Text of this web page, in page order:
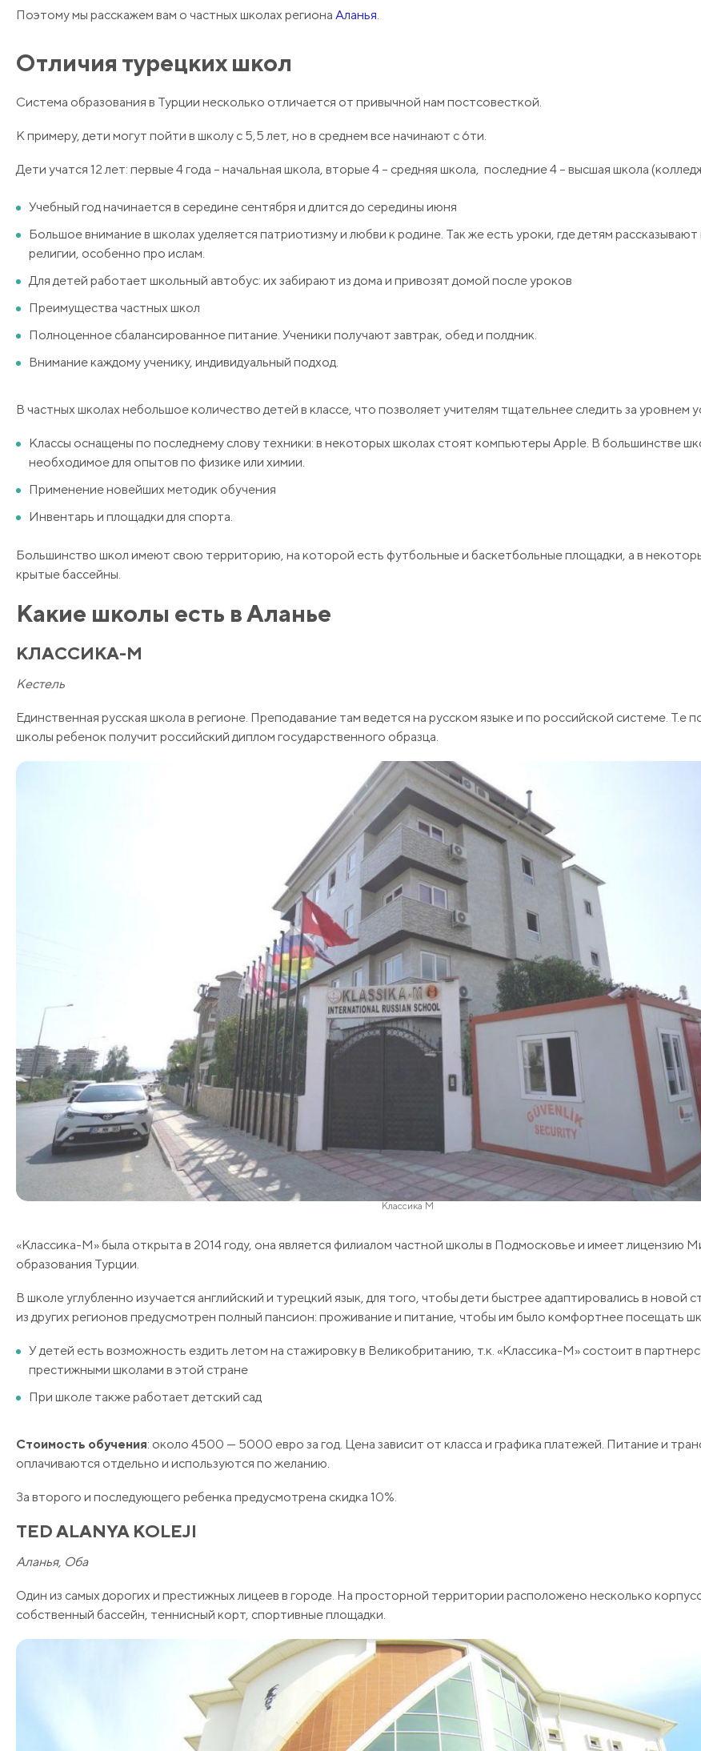
Поэтому мы расскажем вам о частных школах региона Аланья
Отличия турецких школ
Система образования в Турции несколько отличается от привычной нам постсовесткой.
К примеру, дети могут пойти в школу с 5,5 лет, но в среднем все начинают с 6ти.
Дети учатся 12 лет: первые 4 года – начальная школа, вторые 4 – средняя школа, последние 4 – высшая школа
Учебный год начинается в середине сентября и длится до середины июня
Большое внимание в школах уделяется патриотизму и любви к родине. Так же есть уроки, где детям
религии, особенно про ислам.
Для детей работает школьный автобус: их забирают из дома и привозят домой после уроков
Преимущества частных школ
Полноценное сбалансированное питание. Ученики получают завтрак, обед и полдник.
Внимание каждому ученику, индивидуальный подход.
В частных школах небольшое количество детей в классе, что позволяет учителям тщательнее следить за уровнем
Классы оснащены по последнему слову техники: в некоторых школах стоят компьютеры Apple. В большинстве
необходимое для опытов по физике или химии.
Применение новейших методик обучения
Инвентарь и площадки для спорта.
Большинство школ имеют свою территорию, на которой есть футбольные и баскетбольные площадки, а в
крытые бассейны.
Какие школы есть в Аланье
КЛАССИКА-М
Кестель
Единственная русская школа в регионе. Преподавание там ведется на русском языке и по российской системе. Т.е
школы ребенок получит российский диплом государственного образца.
Классика М
«Классика-М» была открыта в 2014 году, она является филиалом частной школы в Подмосковье и имеет лицензию
образования Турции.
В школе углубленно изучается английский и турецкий язык, для того, чтобы дети быстрее адаптировались в новой
из других регионов предусмотрен полный пансион: проживание и питание, чтобы им было комфортнее посещать
У детей есть возможность ездить летом на стажировку в Великобританию, т.к. «Классика-М» состоит в
престижными школами в этой стране
При школе также работает детский сад
Стоимость обучения: около 4500 — 5000 евро за год. Цена зависит от класса и графика платежей. Питание и
оплачиваются отдельно и используются по желанию.
За второго и последующего ребенка предусмотрена скидка 10%.
TED ALANYA KOLEJI
Аланья, Оба
Один из самых дорогих и престижных лицеев в городе. На просторной территории расположено несколько
собственный бассейн, теннисный корт, спортивные площадки.